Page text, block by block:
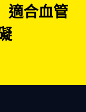
適合血管